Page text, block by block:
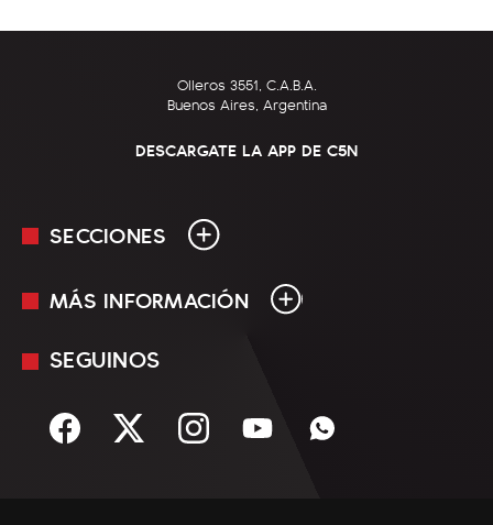
Olleros 3551, C.A.B.A.
Buenos Aires, Argentina
DESCARGATE LA APP DE C5N
SECCIONES
En Vivo
Sociedad
MÁS INFORMACIÓN
Mediakit
Términos y condiciones
SEGUINOS